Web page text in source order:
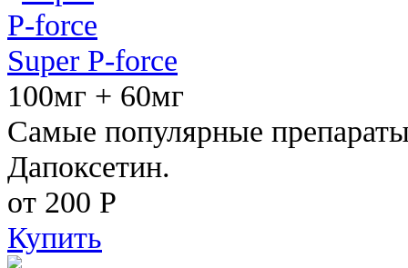
Super P-force
100мг + 60мг
Самые популярные
Дапоксетин.
от 200 Р
Купить